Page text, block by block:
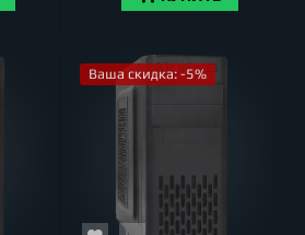
Ваша скидка: -5%